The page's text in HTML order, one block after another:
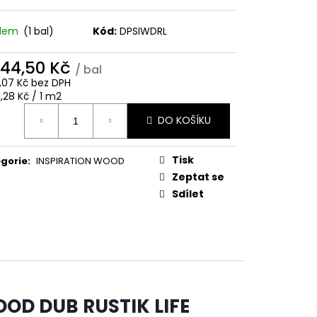
(1 bal) Kód: DPSIWDRL
Kč / bal
Kč bez DPH
Kč / 1 m2
DO KOŠÍKU
: INSPIRATION WOOD
Tisk
Zeptat se
Sdílet
DUB RUSTIK LIFE